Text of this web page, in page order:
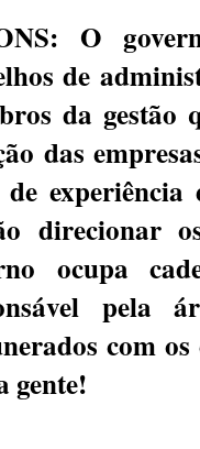
O
de
da gestão
das
direcionar
ocupa
pela
com
gente!